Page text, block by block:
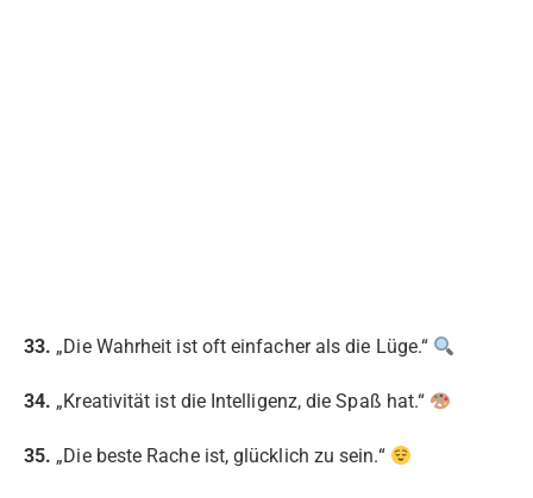
33. „Die Wahrheit ist oft einfacher als die Lüge.“
34. „Kreativität ist die Intelligenz, die Spaß hat.“
35. „Die beste Rache ist, glücklich zu sein.“